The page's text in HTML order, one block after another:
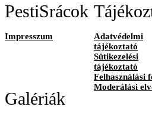
PestiSrácok
Impresszum
Adatvédelmi
tájékoztató
Sütikezelési
tájékoztató
Felhasználási
Moderálási
Galériák